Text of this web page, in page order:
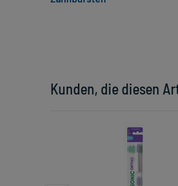
Kunden, die diesen